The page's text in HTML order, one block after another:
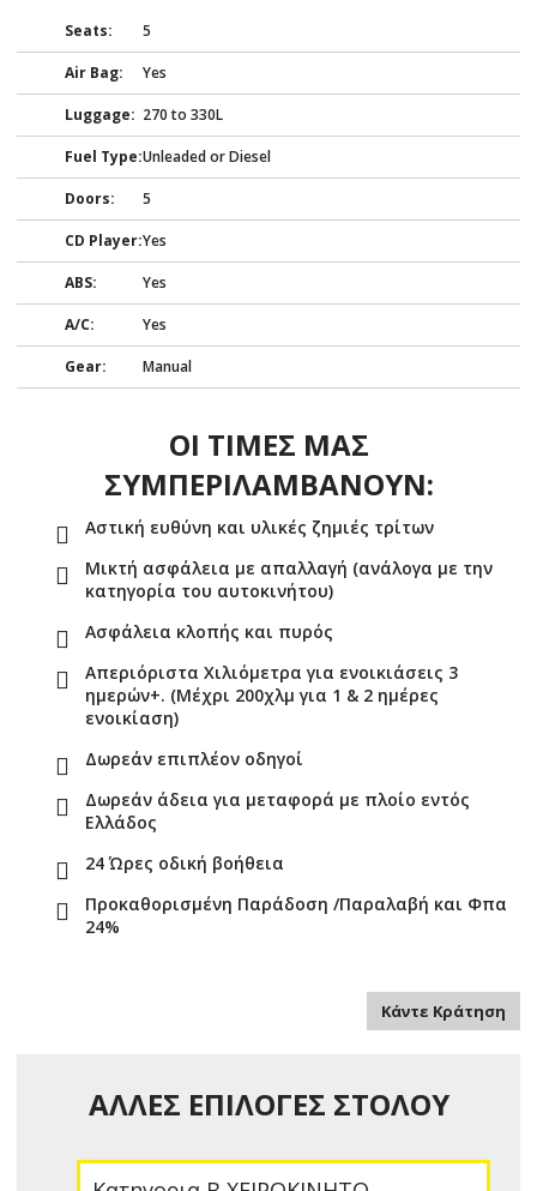
Seats: 5
Air Bag: Yes
Luggage: 270 to 330L
Fuel Type:Unleaded or Diesel
Doors: 5
CD Player:Yes
ABS: Yes
A/C: Yes
Gear: Manual
ΟΙ ΤΙΜΕΣ ΜΑΣ
ΣΥΜΠΕΡΙΛΑΜΒΑΝΟΥΝ:
Αστική ευθύνη και υλικές ζημιές τρίτων
Μικτή ασφάλεια με απαλλαγή (ανάλογα με την
κατηγορία του αυτοκινήτου)
Ασφάλεια κλοπής και πυρός
Απεριόριστα Χιλιόμετρα για ενοικιάσεις 3
ημερών+. (Μέχρι 200χλμ για 1 & 2 ημέρες
ενοικίαση)
Δωρεάν επιπλέον οδηγοί
Δωρεάν άδεια για μεταφορά με πλοίο εντός
Ελλάδος
24 Ώρες οδική βοήθεια
Προκαθορισμένη Παράδοση /Παραλαβή και Φπα
24%
Κάντε Κράτηση
ΑΛΛΕΣ ΕΠΙΛΟΓΕΣ ΣΤΟΛΟΥ